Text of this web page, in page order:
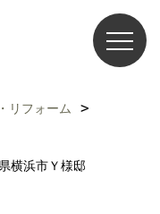
リフォーム
横浜市Ｙ様邸